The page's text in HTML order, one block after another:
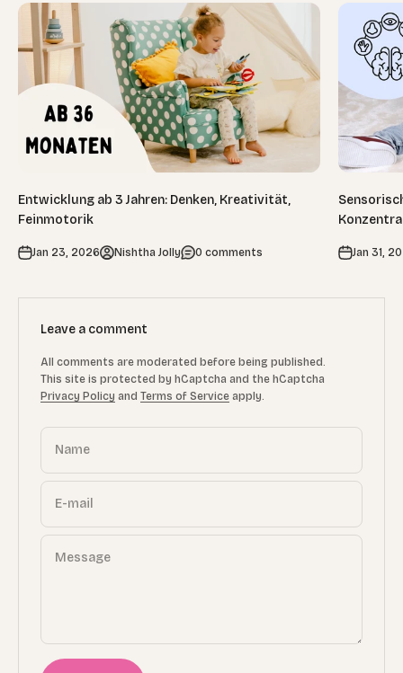
Entwicklung ab 3 Jahren: Denken, Kreativität,
Feinmotorik
Jan 23, 2026 Nishtha Jolly 0 comments Jan 31,
Leave a comment
All comments are moderated before being published.
This site is protected by hCaptcha and the hCaptcha
Privacy Policy and Terms of Service apply.
Name
E-mail
Message